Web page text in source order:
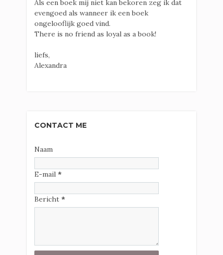
Als een boek mij niet kan bekoren zeg ik dat
evengoed als wanneer ik een boek
ongelooflijk goed vind.
There is no friend as loyal as a book!
liefs,
Alexandra
CONTACT ME
Naam
E-mail *
Bericht *